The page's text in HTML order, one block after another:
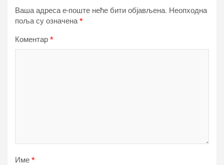
Ваша адреса е-поште неће бити објављена. Неопходна
поља су означена*
Коментар *
Име *